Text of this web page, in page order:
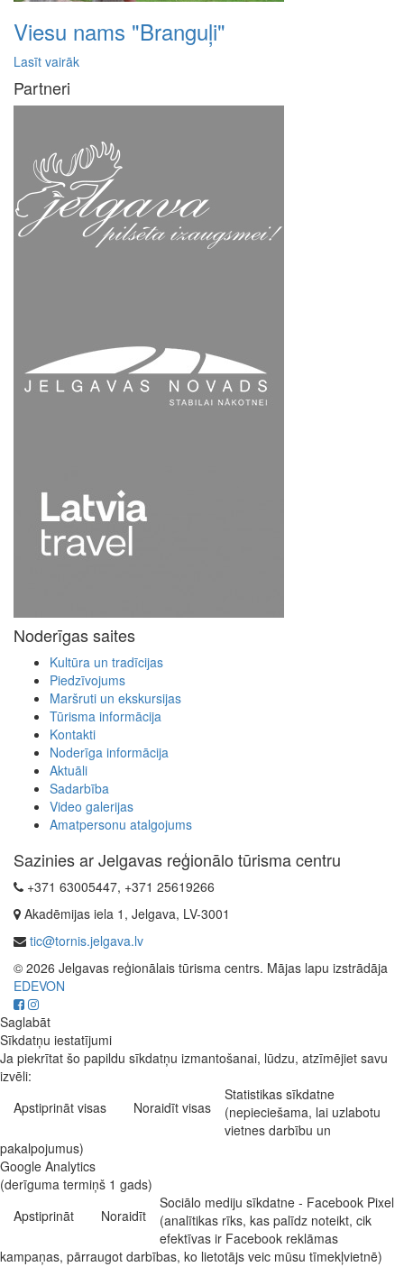
Viesu nams "Branguļi"
Lasīt vairāk
Partneri
Noderīgas saites
Kultūra un tradīcijas
Piedzīvojums
Maršruti un ekskursijas
Tūrisma informācija
Kontakti
Noderīga informācija
Aktuāli
Sadarbība
Video galerijas
Amatpersonu atalgojums
Sazinies ar Jelgavas reģionālo tūrisma centru
+371 63005447, +371 25619266
Akadēmijas iela 1, Jelgava, LV-3001
tic@tornis.jelgava.lv
© 2026 Jelgavas reģionālais tūrisma centrs. Mājas lapu izstrādāja
EDEVON
Saglabāt
Sīkdatņu iestatījumi
Ja piekrītat šo papildu sīkdatņu izmantošanai, lūdzu, atzīmējiet savu
izvēli:
Apstiprināt visas
Noraidīt visas
Statistikas sīkdatne
(nepieciešama, lai uzlabotu
vietnes darbību un
pakalpojumus)
Google Analytics
(derīguma termiņš 1 gads)
Apstiprināt
Noraidīt
Sociālo mediju sīkdatne - Facebook Pixel
(analītikas rīks, kas palīdz noteikt, cik
efektīvas ir Facebook reklāmas
kampaņas, pārraugot darbības, ko lietotājs veic mūsu tīmekļvietnē)